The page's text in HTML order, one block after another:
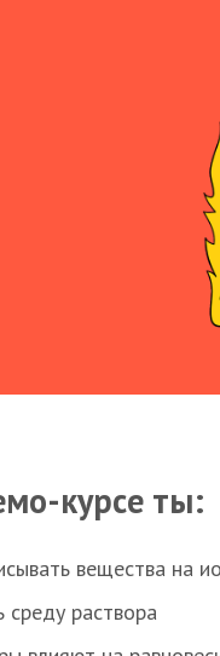
курсе ты:
вещества на
раствора